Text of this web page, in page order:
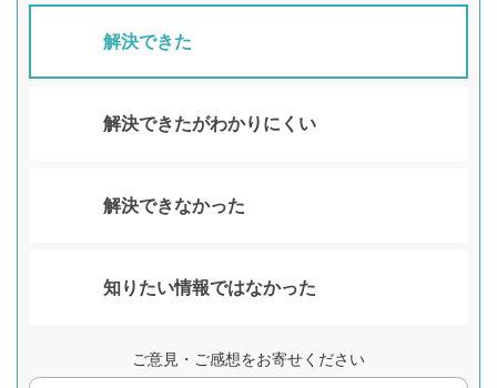
解決できた
解決できたがわかりにくい
解決できなかった
知りたい情報ではなかった
ご意見・ご感想をお寄せください